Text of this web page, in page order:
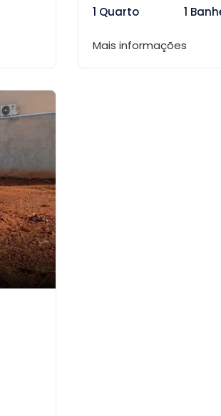
1 Quarto
1
Mais informações